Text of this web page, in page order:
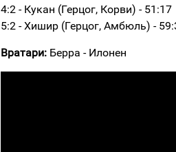
4:2 - Кукан (Герцог, Корви) - 51:17
5:2 - Хишир (Герцог, Амбюль) -
Вратари: Берра - Илонен